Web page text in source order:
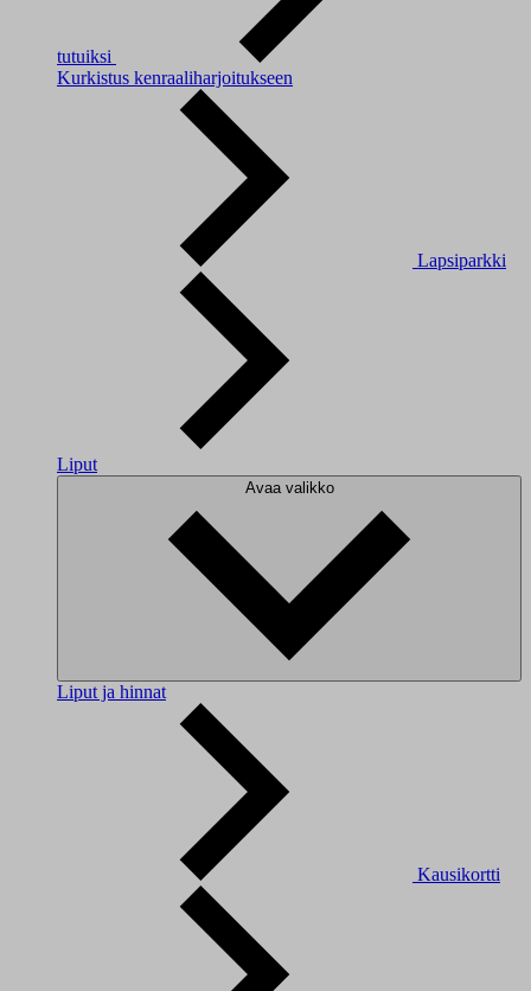
tutuiksi
Kurkistus kenraaliharjoitukseen
Lapsiparkki
Liput
Avaa valikko
Liput ja hinnat
Kausikortti